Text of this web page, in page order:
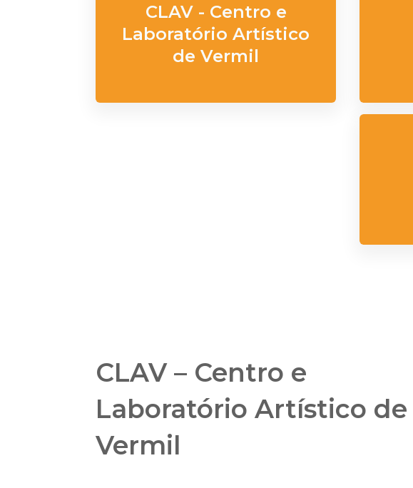
CLAV - Centro e
Laboratório Artístico
de Vermil
CLAV – Centro e
Laboratório Artístico de
Vermil